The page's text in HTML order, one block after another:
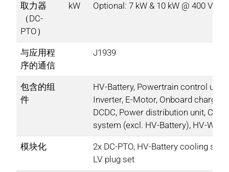
取力器
（DC-
PTO）​
kW Optional: 7 kW & 10 kW @ 400 V​
与应用程
序的通信​
J1939​
包含的组
件​
HV-Battery, Powertrain control unit,
Inverter, E-Motor, Onboard charger,
DCDC,​ Power distribution unit,
system (excl. HV-Battery), HV-
模块化
2x DC-PTO, HV-Battery cooling
LV plug set ​